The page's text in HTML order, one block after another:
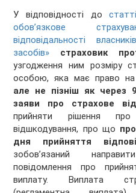
У відповідності до
обов’язкове
відповідальності
засобів»
страховик
узгодження ним розміру
особою, яка має право на
але не пізніш як через
заяви про страхове
прийняти рішення про
відшкодування, про що
дня прийняття
зобов’язаний
повідомлення про
виплату. Виплата